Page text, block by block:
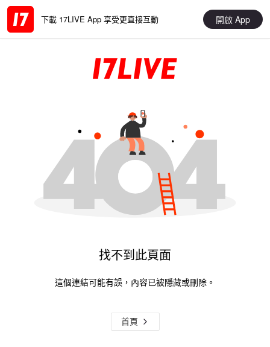
下載 17LIVE App 享受更直接互動 開啟 App
找不到此頁面
這個連結可能有誤，內容已被隱藏或刪除。
首頁